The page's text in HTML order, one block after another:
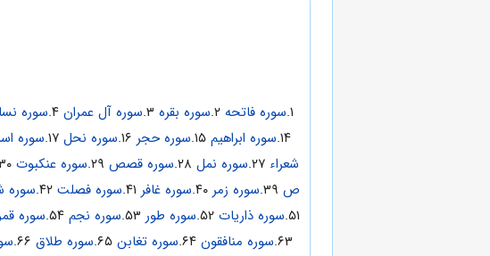
۱. سوره فاتحه ۲. سوره بقره سوره آل عمران ۴. سوره
۱۴. سوره ابراهیم سوره حجر سوره نحل سوره
شعراء ۲۷. سوره نمل سوره قصص سوره عنکبوت ۳۰.
ص
سوره زمر ۴۰. سوره غافر سوره فصلت ۴۲. سوره
۵۱. سوره ذاریات سوره طور سوره نجم سوره
۶۳. سوره منافقون سوره تغابن سوره طلاق